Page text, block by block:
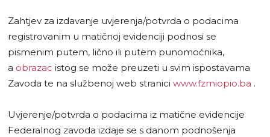
Zahtjev za izdavanje uvjerenja/potvrda o podacima
registrovanim u matičnoj evidenciji podnosi se
pismenim putem, lično ili putem punomoćnika,
a obrazac istog se može preuzeti u svim ispostavama
Zavoda te na službenoj web stranici www.fzmiopio.ba .
Uvjerenje/potvrda o podacima iz matične evidencije
Federalnog zavoda izdaje se s danom podnošenja